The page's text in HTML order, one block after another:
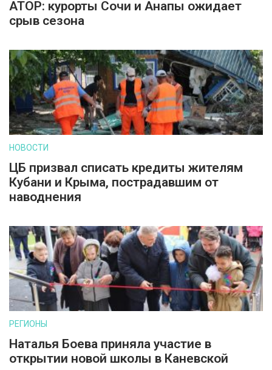
АТОР: курорты Сочи и Анапы ожидает
срыв сезона
НОВОСТИ
ЦБ призвал списать кредиты жителям
Кубани и Крыма, пострадавшим от
наводнения
РЕГИОНЫ
Наталья Боева приняла участие в
открытии новой школы в Каневской